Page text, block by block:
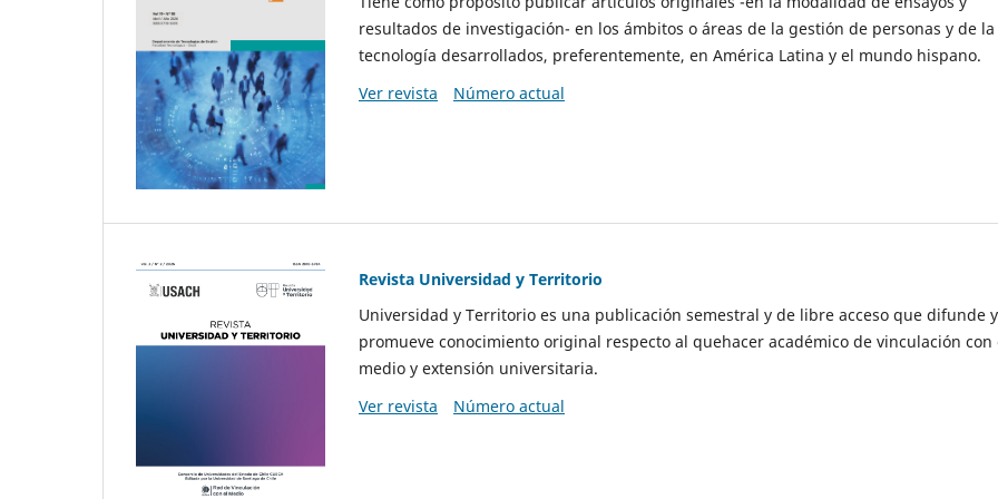
resultados de investigación- en los ámbitos o áreas de la gestión de personas y de la
tecnología desarrollados, preferentemente, en América Latina y el mundo hispano.
Ver revista
Número actual
Revista Universidad y Territorio
Universidad y Territorio es una publicación semestral y de libre acceso que difunde y
promueve conocimiento original respecto al quehacer académico de vinculación con
medio y extensión universitaria.
Ver revista
Número actual